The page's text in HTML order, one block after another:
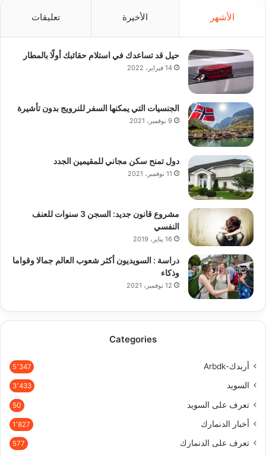
الأشهر الأخيرة تعليقات
حيل قد تساعدك في استلام حقائبك أولًا بالمطار
14 فبراير، 2022
الجنسيات التي يمكنها السفر للنرويج بدون تأشيرة
9 نوفمبر، 2021
دول تمنح سكن مجاني للمقيمين الجدد
11 نوفمبر، 2021
مشروع قانون جديد: السجن 3 سنوات للعنف
النفسي
16 يناير، 2019
دراسة : السويديون أكثر شعوب العالم جمالا وقواما
وذكاء
12 نوفمبر، 2021
Categories
أربدك-Arbdk 5٬347
السويد 3٬433
تعرف على السويد 50
أخبار الدنمارك 1٬827
تعرف على الدنمارك 577